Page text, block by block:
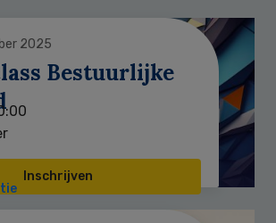
2025
Bestuurlijke
Inschrijven